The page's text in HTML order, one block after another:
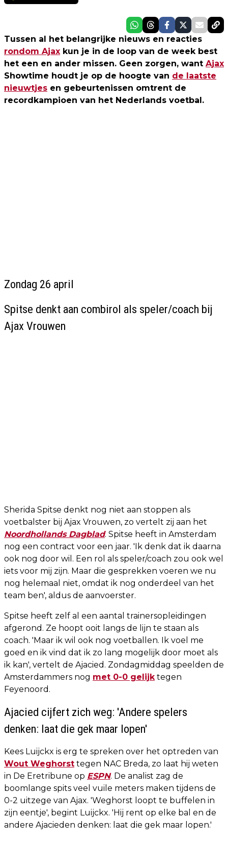
Tussen al het belangrijke nieuws en reacties
rondom Ajax kun je in de loop van de week best
het een en ander missen. Geen zorgen, want Ajax
Showtime houdt je op de hoogte van de laatste
nieuwtjes en gebeurtenissen omtrent de
recordkampioen van het Nederlands voetbal.
Zondag 26 april
Spitse denkt aan combirol als speler/coach bij
Ajax Vrouwen
Sherida Spitse denkt nog niet aan stoppen als
voetbalster bij Ajax Vrouwen, zo vertelt zij aan het
Noordhollands Dagblad. Spitse heeft in Amsterdam
nog een contract voor een jaar. 'Ik denk dat ik daarna
ook nog door wil. Een rol als speler/coach zou ook wel
iets voor mij zijn. Maar die gesprekken voeren we nu
nog helemaal niet, omdat ik nog onderdeel van het
team ben', aldus de aanvoerster.
Spitse heeft zelf al een aantal trainersopleidingen
afgerond. Ze hoopt ooit langs de lijn te staan als
coach. 'Maar ik wil ook nog voetballen. Ik voel me
goed en ik vind dat ik zo lang mogelijk door moet als
ik kan', vertelt de Ajacied. Zondagmiddag speelden de
Amsterdammers nog met 0-0 gelijk tegen
Feyenoord.
Ajacied cijfert zich weg: 'Andere spelers
denken: laat die gek maar lopen'
Kees Luijckx is erg te spreken over het optreden van
Wout Weghorst tegen NAC Breda, zo laat hij weten
in De Eretribune op ESPN. De analist zag de
boomlange spits veel vuile meters maken tijdens de
0-2 uitzege van Ajax. 'Weghorst loopt te buffelen in
zijn eentje', begint Luijckx. 'Hij rent op elke bal en de
andere Ajacieden denken: laat die gek maar lopen.'